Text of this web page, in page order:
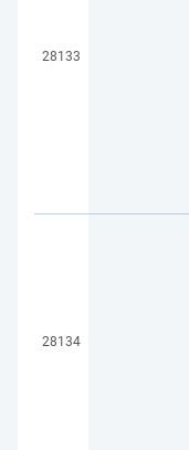
28133
28134